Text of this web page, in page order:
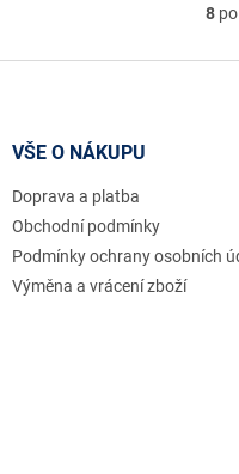
8
VŠE O NÁKUPU
Doprava a platba
Obchodní podmínky
Podmínky ochrany osobních
Výměna a vrácení zboží